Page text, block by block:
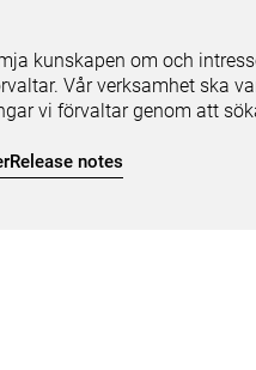
kunskapen om och
Vår verksamhet ska
vi förvaltar genom att
Release notes